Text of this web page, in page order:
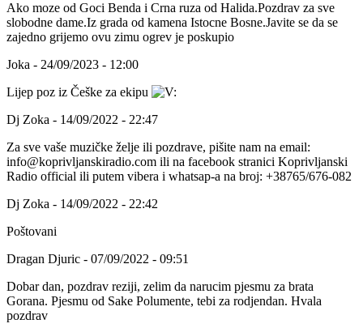
Ako moze od Goci Benda i Crna ruza od Halida.Pozdrav za sve
slobodne dame.Iz grada od kamena Istocne Bosne.Javite se da se
zajedno grijemo ovu zimu ogrev je poskupio
Joka - 24/09/2023 - 12:00
Lijep poz iz Češke za ekipu
Dj Zoka - 14/09/2022 - 22:47
Za sve vaše muzičke želje ili pozdrave, pišite nam na email:
info@koprivljanskiradio.com ili na facebook stranici Koprivljanski
Radio official ili putem vibera i whatsap-a na broj: +38765/676-082
Dj Zoka - 14/09/2022 - 22:42
Poštovani
Dragan Djuric - 07/09/2022 - 09:51
Dobar dan, pozdrav reziji, zelim da narucim pjesmu za brata
Gorana. Pjesmu od Sake Polumente, tebi za rodjendan. Hvala
pozdrav